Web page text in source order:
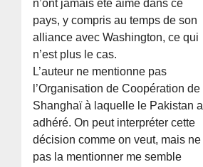
n’ont jamais été aimé dans ce
pays, y compris au temps de son
alliance avec Washington, ce qui
n’est plus le cas.
L’auteur ne mentionne pas
l’Organisation de Coopération de
Shanghaï à laquelle le Pakistan a
adhéré. On peut interpréter cette
décision comme on veut, mais ne
pas la mentionner me semble